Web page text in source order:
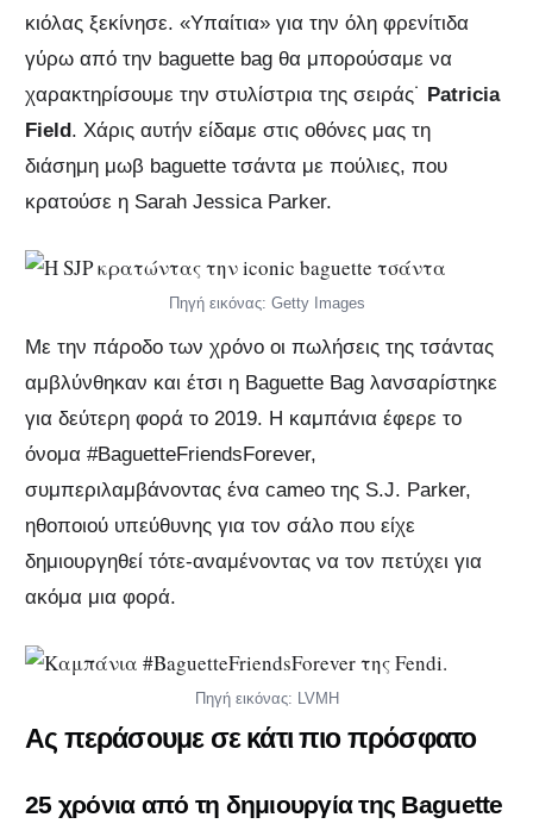
κιόλας ξεκίνησε. «Υπαίτια» για την όλη φρενίτιδα
γύρω από την baguette bag θα μπορούσαμε να
χαρακτηρίσουμε την στυλίστρια της σειράς˙ Patricia
Field. Χάρις αυτήν είδαμε στις οθόνες μας τη
διάσημη μωβ baguette τσάντα με πούλιες, που
κρατούσε η Sarah Jessica Parker.
Πηγή εικόνας: Getty Images
Με την πάροδο των χρόνο οι πωλήσεις της τσάντας
αμβλύνθηκαν και έτσι η Baguette Bag λανσαρίστηκε
για δεύτερη φορά το 2019. Η καμπάνια έφερε το
όνομα #BaguetteFriendsForever,
συμπεριλαμβάνοντας ένα cameo της S.J. Parker,
ηθοποιού υπεύθυνης για τον σάλο που είχε
δημιουργηθεί τότε-αναμένοντας να τον πετύχει για
ακόμα μια φορά.
Πηγή εικόνας: LVMH
Ας περάσουμε σε κάτι πιο πρόσφατο
25 χρόνια από τη δημιουργία της Baguette